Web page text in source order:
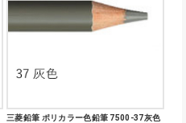
三菱鉛筆 ポリカラー色鉛筆 7500-37灰色